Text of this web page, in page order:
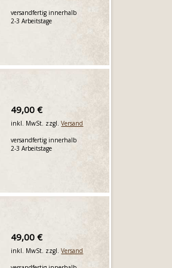
versandfertig innerhalb
2-3 Arbeitstage
49,00 €
inkl. MwSt. zzgl.Versand
versandfertig innerhalb
2-3 Arbeitstage
49,00 €
inkl. MwSt. zzgl.Versand